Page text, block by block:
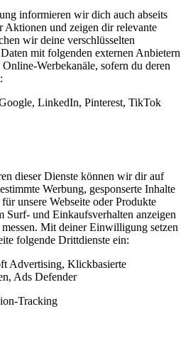
informieren wir dich auch abseits
Aktionen und zeigen dir relevante
wir deine verschlüsselten
mit folgenden externen Anbietern
Werbekanäle, sofern du deren
LinkedIn, Pinterest, TikTok
dieser Dienste können wir dir auf
Werbung, gesponserte Inhalte
unsere Webseite oder Produkte
Surf- und Einkaufsverhalten anzeigen
Mit deiner Einwilligung setzen
folgende Drittdienste ein:
Advertising, Klickbasierte
Ads Defender
Tracking